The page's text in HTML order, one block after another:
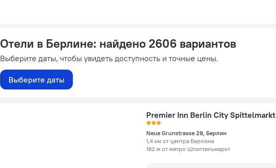
Отели в Берлине: найдено 2606 вариантов
Выберите даты, чтобы увидеть доступность и точные цены.
Выберите даты
Premier Inn Berlin City Spittelmarkt
Neue Grunstrasse 28, Берлин
1,4 км от центра Берлина
182 м от метро Шпиттельмаркт